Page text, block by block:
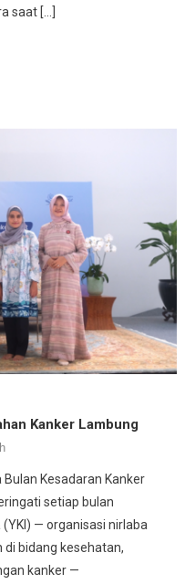
saat […]
Kanker Lambung
Kesadaran Kanker
setiap bulan
— organisasi nirlaba
bidang kesehatan,
kanker —